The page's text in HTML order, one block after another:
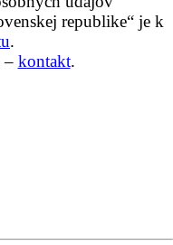
republike“ je k
.
– kontakt.